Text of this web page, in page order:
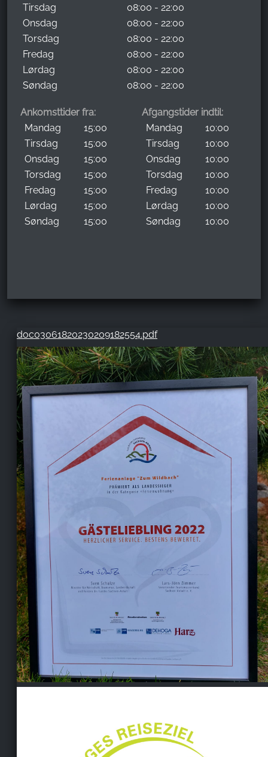
Tirsdag
08:00 - 22:00
Onsdag
08:00 - 22:00
Torsdag
08:00 - 22:00
Fredag
08:00 - 22:00
Lørdag
08:00 - 22:00
Søndag
08:00 - 22:00
Ankomsttider fra:
Mandag
15:00
Tirsdag
15:00
Onsdag
15:00
Torsdag
15:00
Fredag
15:00
Lørdag
15:00
Søndag
15:00
Afgangstider indtil:
Mandag
10:00
Tirsdag
10:00
Onsdag
10:00
Torsdag
10:00
Fredag
10:00
Lørdag
10:00
Søndag
10:00
doc03061820230209182554.pdf